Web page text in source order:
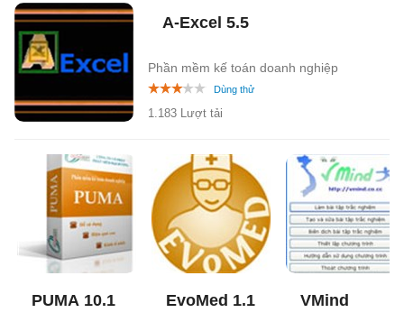
A-Excel 5.5
Phần mềm kế toán doanh nghiệp
1.183 Lượt tải
PUMA 10.1 EvoMed 1.1 VMind